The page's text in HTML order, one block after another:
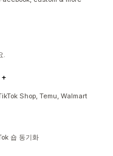
.
+
Shop, Temu, Walmart
숍 동기화